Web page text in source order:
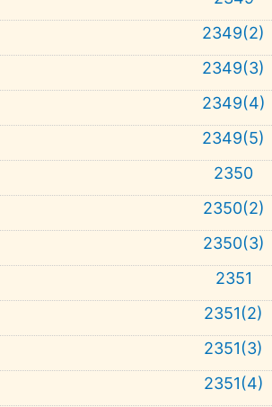
2349(2)
2349(3)
2349(4)
2349(5)
2350
2350(2)
2350(3)
2351
2351(2)
2351(3)
2351(4)